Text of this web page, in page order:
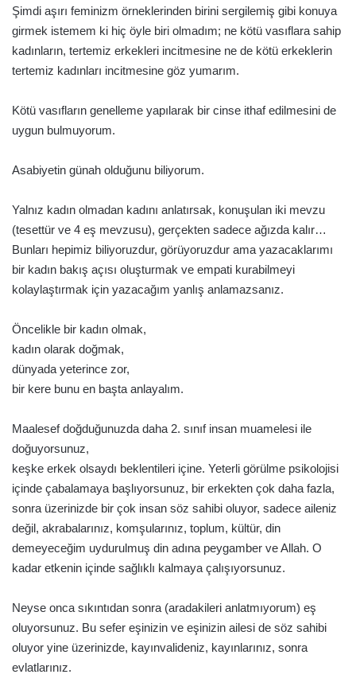
Şimdi aşırı feminizm örneklerinden birini sergilemiş gibi konuya
girmek istemem ki hiç öyle biri olmadım; ne kötü vasıflara sahip
kadınların, tertemiz erkekleri incitmesine ne de kötü erkeklerin
tertemiz kadınları incitmesine göz yumarım.
Kötü vasıfların genelleme yapılarak bir cinse ithaf edilmesini de
uygun bulmuyorum.
Asabiyetin günah olduğunu biliyorum.
Yalnız kadın olmadan kadını anlatırsak, konuşulan iki mevzu
(tesettür ve 4 eş mevzusu), gerçekten sadece ağızda kalır…
Bunları hepimiz biliyoruzdur, görüyoruzdur ama yazacaklarımı
bir kadın bakış açısı oluşturmak ve empati kurabilmeyi
kolaylaştırmak için yazacağım yanlış anlamazsanız.
Öncelikle bir kadın olmak,
kadın olarak doğmak,
dünyada yeterince zor,
bir kere bunu en başta anlayalım.
Maalesef doğduğunuzda daha 2. sınıf insan muamelesi ile
doğuyorsunuz,
keşke erkek olsaydı beklentileri içine. Yeterli görülme psikolojisi
içinde çabalamaya başlıyorsunuz, bir erkekten çok daha fazla,
sonra üzerinizde bir çok insan söz sahibi oluyor, sadece aileniz
değil, akrabalarınız, komşularınız, toplum, kültür, din
demeyeceğim uydurulmuş din adına peygamber ve Allah. O
kadar etkenin içinde sağlıklı kalmaya çalışıyorsunuz.
Neyse onca sıkıntıdan sonra (aradakileri anlatmıyorum) eş
oluyorsunuz. Bu sefer eşinizin ve eşinizin ailesi de söz sahibi
oluyor yine üzerinizde, kayınvalideniz, kayınlarınız, sonra
evlatlarınız.